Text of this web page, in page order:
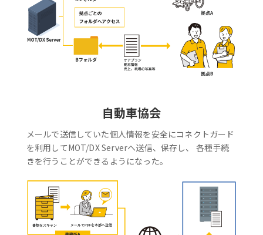
自動車協会
メールで送信していた個人情報を安全にコネクトガード
を利用してMOT/DX Serverへ送信、保存し、 各種手続
きを行うことができるようになった。